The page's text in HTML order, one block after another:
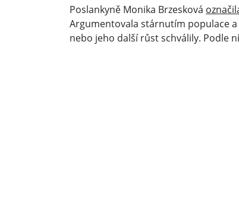
Poslankyně Monika Brzesková
Argumentovala stárnutím populace
nebo jeho další růst schválily. Podle